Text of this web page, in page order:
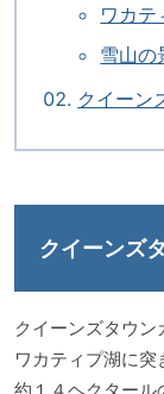
ワカ
雪山の
クイーン
クイーンズ
クイーンズタウン
ワカティプ湖に突